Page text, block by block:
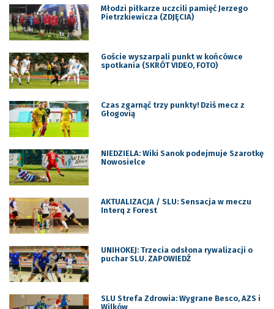
Młodzi piłkarze uczcili pamięć Jerzego
Pietrzkiewicza (ZDJĘCIA)
Goście wyszarpali punkt w końcówce
spotkania (SKRÓT VIDEO, FOTO)
Czas zgarnąć trzy punkty! Dziś mecz z
Głogovią
NIEDZIELA: Wiki Sanok podejmuje Szarotkę
Nowosielce
AKTUALIZACJA / SLU: Sensacja w meczu
Interq z Forest
UNIHOKEJ: Trzecia odsłona rywalizacji o
puchar SLU. ZAPOWIEDŹ
SLU Strefa Zdrowia: Wygrane Besco, AZS i
Wilków